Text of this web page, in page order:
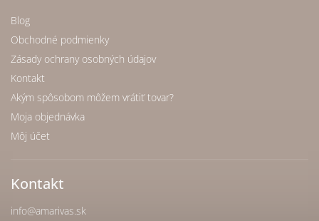
Blog
Obchodné podmienky
Zásady ochrany osobných údajov
Kontakt
Akým spôsobom môžem vrátiť tovar?
Moja objednávka
Môj účet
Kontakt
info@amarivas.sk